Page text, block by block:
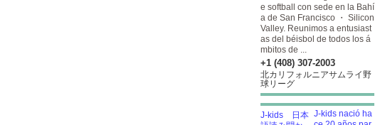
e softball con sede en la Bahí
a de San Francisco ・ Silicon
Valley. Reunimos a entusiast
as del béisbol de todos los á
mbitos de ...
+1 (408) 307-2003
北カリフォルニアサムライ野
球リーグ
J-kids nació ha